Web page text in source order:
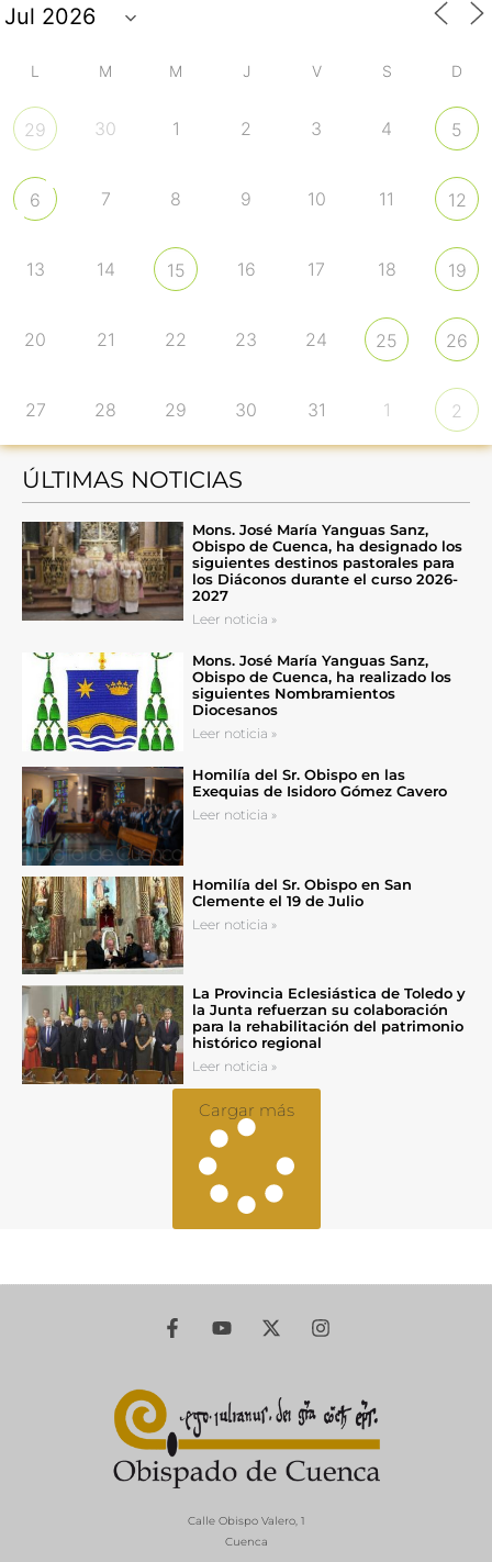
L M M J V S D
29 30 1 2 3 4 5
6 7 8 9 10 11 12
13 14 15 16 17 18 19
20 21 22 23 24 25 26
27 28 29 30 31 1 2
ÚLTIMAS NOTICIAS
Mons. José María Yanguas Sanz,
Obispo de Cuenca, ha designado los
siguientes destinos pastorales para
los Diáconos durante el curso 2026-
2027
Leer noticia »
Mons. José María Yanguas Sanz,
Obispo de Cuenca, ha realizado los
siguientes Nombramientos
Diocesanos
Leer noticia »
Homilía del Sr. Obispo en las
Exequias de Isidoro Gómez Cavero
Leer noticia »
Homilía del Sr. Obispo en San
Clemente el 19 de Julio
Leer noticia »
La Provincia Eclesiástica de Toledo y
la Junta refuerzan su colaboración
para la rehabilitación del patrimonio
histórico regional
Leer noticia »
Cargar más
Calle Obispo Valero, 1
Cuenca